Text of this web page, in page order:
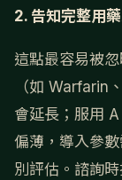
2. 告知完整用
這點最容易被
（如 Warfarin
會延長；服用
偏薄，導入參
別評估。諮詢